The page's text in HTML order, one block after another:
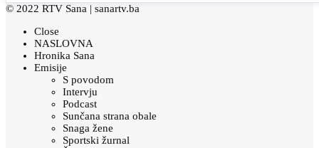
© 2022 RTV Sana | sanartv.ba
Close
NASLOVNA
Hronika Sana
Emisije
S povodom
Intervju
Podcast
Sunčana strana obale
Snaga žene
Sportski žurnal